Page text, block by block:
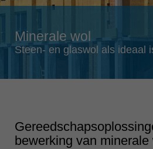
Singapore
slovenski
Türkiye
Minerale wol
Steen- en glaswol als ideaal
bewerking van minerale